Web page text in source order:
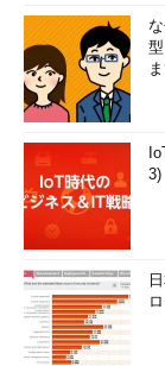
3)